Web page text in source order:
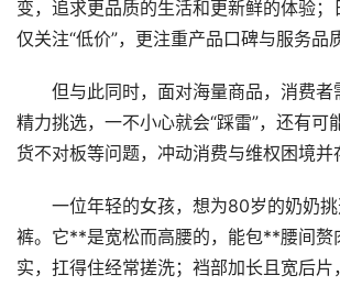
变，追求更品质的生活和更新鲜的体验
仅关注“低价”，更注重产品口碑与服务品
但与此同时，面对海量商品，消费者
精力挑选，一不小心就会“踩雷”，还有可
货不对板等问题，冲动消费与维权困境并
一位年轻的女孩，想为80岁的奶奶挑
裤。它**是宽松而高腰的，能包**腰间赘
实，扛得住经常搓洗；裆部加长且宽后片